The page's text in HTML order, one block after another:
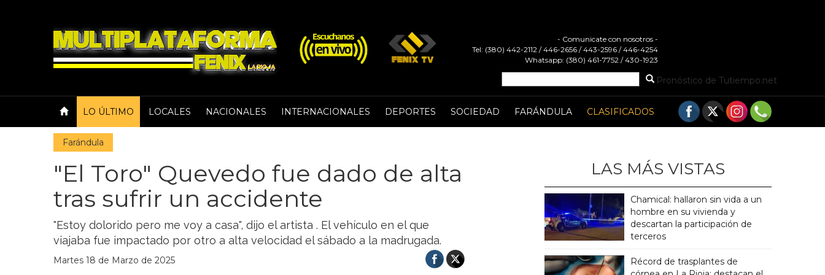
- Comunicate con nosotros -
Tel: (380) 442-2112 / 446-2656 / 443-2596 / 446-4254
Whatsapp: (380) 461-7752 / 430-1923
Pronóstico de Tutiempo.net
LO ÚLTIMO LOCALES NACIONALES INTERNACIONALES DEPORTES SOCIEDAD FARÁNDULA CLASIFICADOS
Farándula
"El Toro" Quevedo fue dado de alta
tras sufrir un accidente
"Estoy dolorido pero me voy a casa", dijo el artista . El vehículo en el que
viajaba fue impactado por otro a alta velocidad el sábado a la madrugada.
Martes 18 de Marzo de 2025
LAS MÁS VISTAS
Chamical: hallaron sin vida a un
hombre en su vivienda y
descartan la participación de
terceros
Récord de trasplantes de